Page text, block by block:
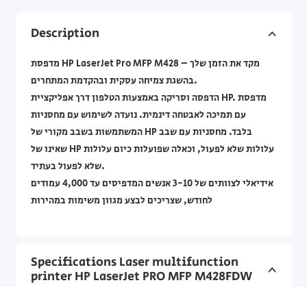
Description
מדפסת HP LaserJet Pro MFP M428‎ – מקד את הזמן שלך
בהשגת צמיחה עסקית ובהקדמת המתחרים.
הדפסה וסריקה באמצעות הטלפון דרך אפליקציית HP. מדפסת
עם תמיכה לאבטחה דינמית. נועדה לשימוש עם מחסניות
המשתמשות בשבב מקורי של HP בלבד. מחסניות עם שבב
שאינו של HP עלולות שלא לפעול, וכאלה שפועלות כיום עלולות
שלא לפעול בעתיד.
אידיאלי לצוותים של 3-10 אנשים המדפיסים עד 4,000 עמודים
לחודש, שצריכים לבצע מגוון משימות במהירות
Specifications Laser multifunction
printer HP LaserJet PRO MFP M428FDW